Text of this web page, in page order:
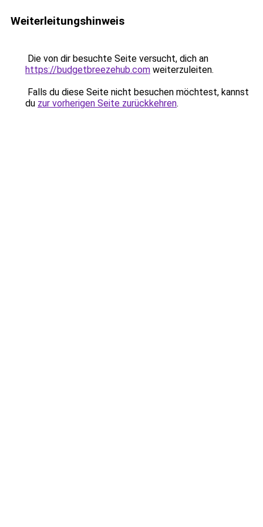
Weiterleitungshinweis
Die von dir besuchte Seite versucht, dich an
https://budgetbreezehub.com weiterzuleiten.
Falls du diese Seite nicht besuchen möchtest, kannst
du zur vorherigen Seite zurückkehren.